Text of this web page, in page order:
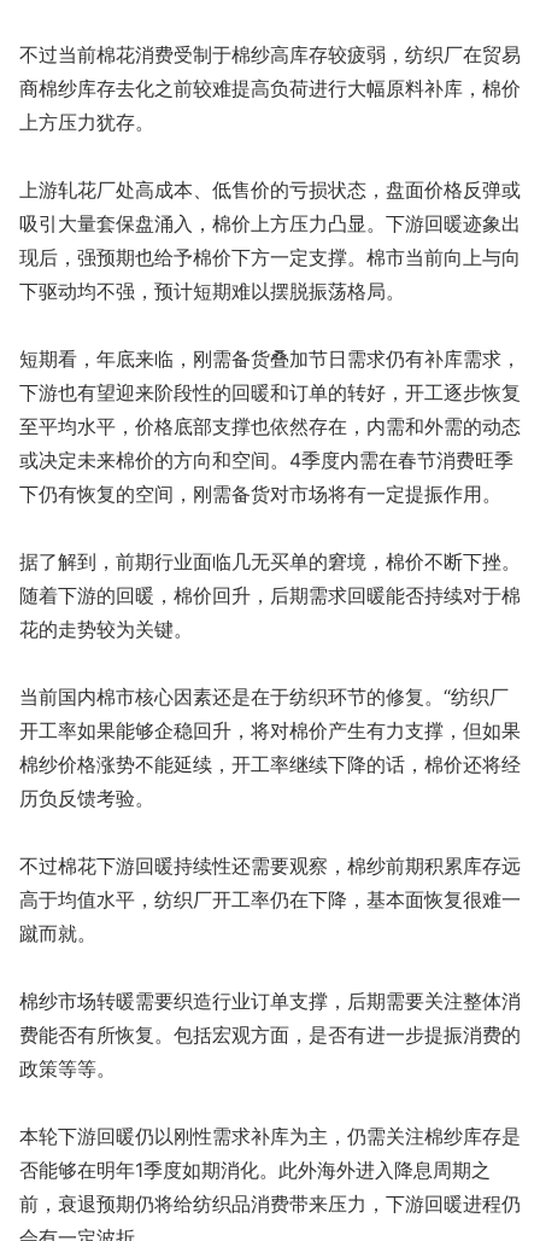
不过当前棉花消费受制于棉纱高库存较疲弱，纺织厂在贸易
商棉纱库存去化之前较难提高负荷进行大幅原料补库，棉价
上方压力犹存。
上游轧花厂处高成本、低售价的亏损状态，盘面价格反弹或
吸引大量套保盘涌入，棉价上方压力凸显。下游回暖迹象出
现后，强预期也给予棉价下方一定支撑。棉市当前向上与向
下驱动均不强，预计短期难以摆脱振荡格局。
短期看，年底来临，刚需备货叠加节日需求仍有补库需求，
下游也有望迎来阶段性的回暖和订单的转好，开工逐步恢复
至平均水平，价格底部支撑也依然存在，内需和外需的动态
或决定未来棉价的方向和空间。4季度内需在春节消费旺季
下仍有恢复的空间，刚需备货对市场将有一定提振作用。
据了解到，前期行业面临几无买单的窘境，棉价不断下挫。
随着下游的回暖，棉价回升，后期需求回暖能否持续对于棉
花的走势较为关键。
当前国内棉市核心因素还是在于纺织环节的修复。“纺织厂
开工率如果能够企稳回升，将对棉价产生有力支撑，但如果
棉纱价格涨势不能延续，开工率继续下降的话，棉价还将经
历负反馈考验。
不过棉花下游回暖持续性还需要观察，棉纱前期积累库存远
高于均值水平，纺织厂开工率仍在下降，基本面恢复很难一
蹴而就。
棉纱市场转暖需要织造行业订单支撑，后期需要关注整体消
费能否有所恢复。包括宏观方面，是否有进一步提振消费的
政策等等。
本轮下游回暖仍以刚性需求补库为主，仍需关注棉纱库存是
否能够在明年1季度如期消化。此外海外进入降息周期之
前，衰退预期仍将给纺织品消费带来压力，下游回暖进程仍